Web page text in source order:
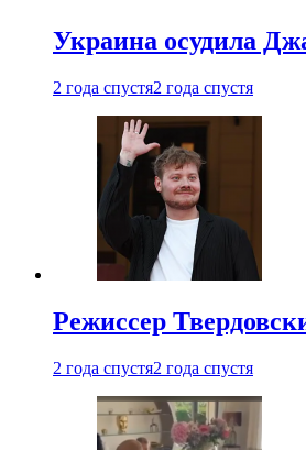
Украина осудила
2 года спустя2 года спустя
Режиссер
2 года спустя2 года спустя